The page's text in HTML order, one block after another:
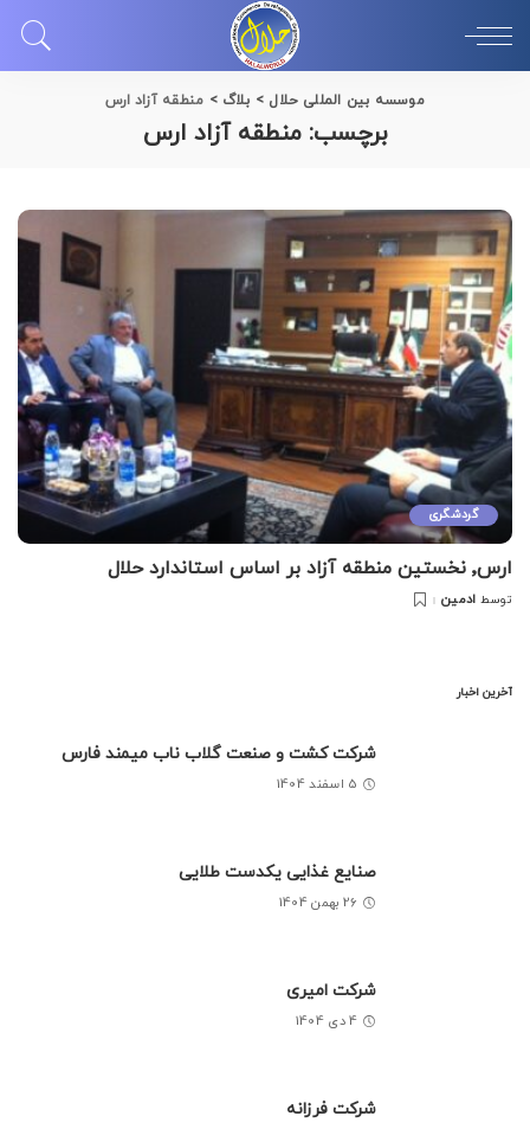
موسسه بین المللی حلال > بلاگ > منطقه آزاد ارس
برچسب: منطقه آزاد ارس
گردشگری
ارس٬ نخستین منطقه آزاد بر اساس استاندارد حلال
توسط ادمین
آخرین اخبار
شرکت کشت و صنعت گلاب ناب میمند فارس
5 اسفند 1404
صنایع غذایی یکدست طلایی
26 بهمن 1404
شرکت امیری
4 دی 1404
شرکت فرزانه